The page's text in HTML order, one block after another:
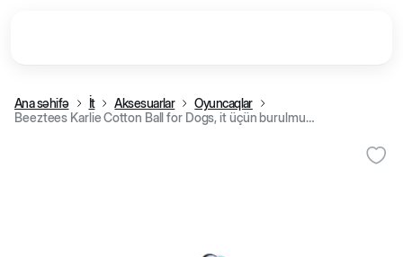
Ana səhifə İt Aksesuarlar
Oyuncaqlar
Beeztees Karlie Cotton Ball for Dogs, it üçün burulmuş iplərdən top, 5,5 sm